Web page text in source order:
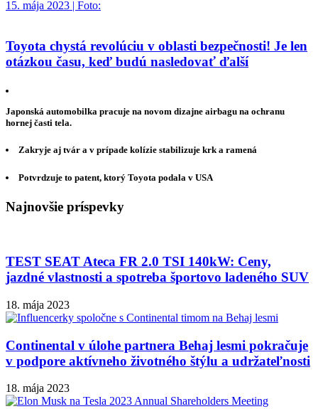
15. mája 2023 | Foto:
Toyota chystá revolúciu v oblasti bezpečnosti! Je len
otázkou času, keď budú nasledovať ďalší
Japonská automobilka pracuje na novom dizajne airbagu na ochranu
hornej časti tela.
Zakryje aj tvár a v prípade kolízie stabilizuje krk a ramená
Potvrdzuje to patent, ktorý Toyota podala v USA
Najnovšie príspevky
TEST SEAT Ateca FR 2.0 TSI 140kW: Ceny,
jazdné vlastnosti a spotreba športovo ladeného SUV
18. mája 2023
Continental v úlohe partnera Behaj lesmi pokračuje
v podpore aktívneho životného štýlu a udržateľnosti
18. mája 2023